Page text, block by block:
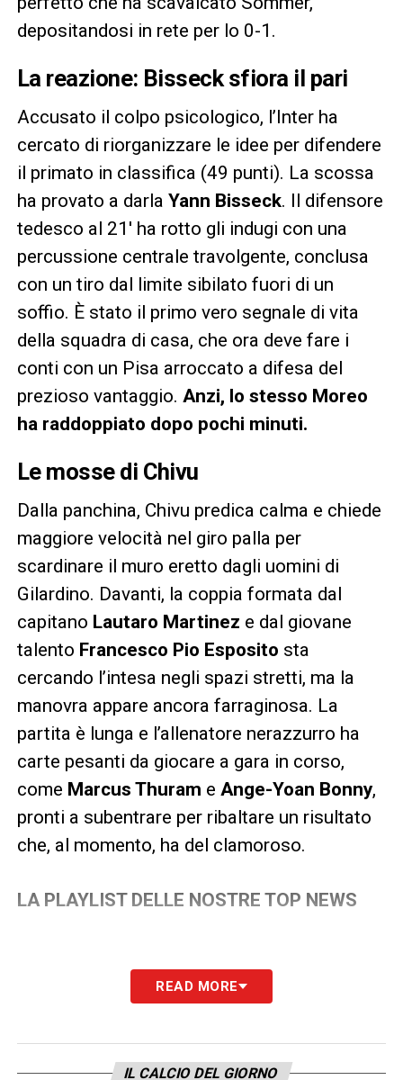
depositandosi in rete per lo 0-1.
La reazione: Bisseck sfiora il pari
Accusato il colpo psicologico, l’Inter ha
cercato di riorganizzare le idee per difendere
il primato in classifica (49 punti). La scossa
ha provato a darla Yann Bisseck. Il difensore
tedesco al 21′ ha rotto gli indugi con una
percussione centrale travolgente, conclusa
con un tiro dal limite sibilato fuori di un
soffio. È stato il primo vero segnale di vita
della squadra di casa, che ora deve fare i
conti con un Pisa arroccato a difesa del
prezioso vantaggio. Anzi, lo stesso Moreo
ha raddoppiato dopo pochi minuti.
Le mosse di Chivu
Dalla panchina, Chivu predica calma e chiede
maggiore velocità nel giro palla per
scardinare il muro eretto dagli uomini di
Gilardino. Davanti, la coppia formata dal
capitano Lautaro Martinez e dal giovane
talento Francesco Pio Esposito sta
cercando l’intesa negli spazi stretti, ma la
manovra appare ancora farraginosa. La
partita è lunga e l’allenatore nerazzurro ha
carte pesanti da giocare a gara in corso,
come Marcus Thuram e Ange-Yoan Bonny,
pronti a subentrare per ribaltare un risultato
che, al momento, ha del clamoroso.
LA PLAYLIST DELLE NOSTRE TOP NEWS
READ MORE
IL CALCIO DEL GIORNO